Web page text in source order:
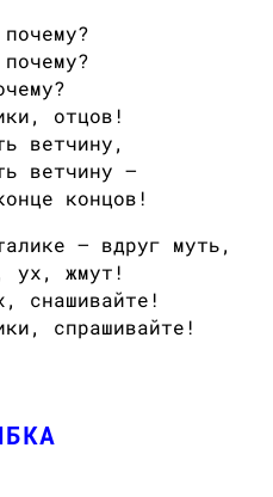
отцов!
ветчину,
ветчину —
концов!
— вдруг муть,
ух, жмут!
снашивайте!
спрашивайте!